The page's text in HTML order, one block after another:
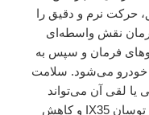
حرکت نرم و دقیق را
نقش واسطه‌ای
فرمان و سپس به
خودرو می‌شود. سلامت
یا لقی آن می‌تواند
موجب لرزش فرمان، انحراف هیوندای توسان IX35 و کاهش